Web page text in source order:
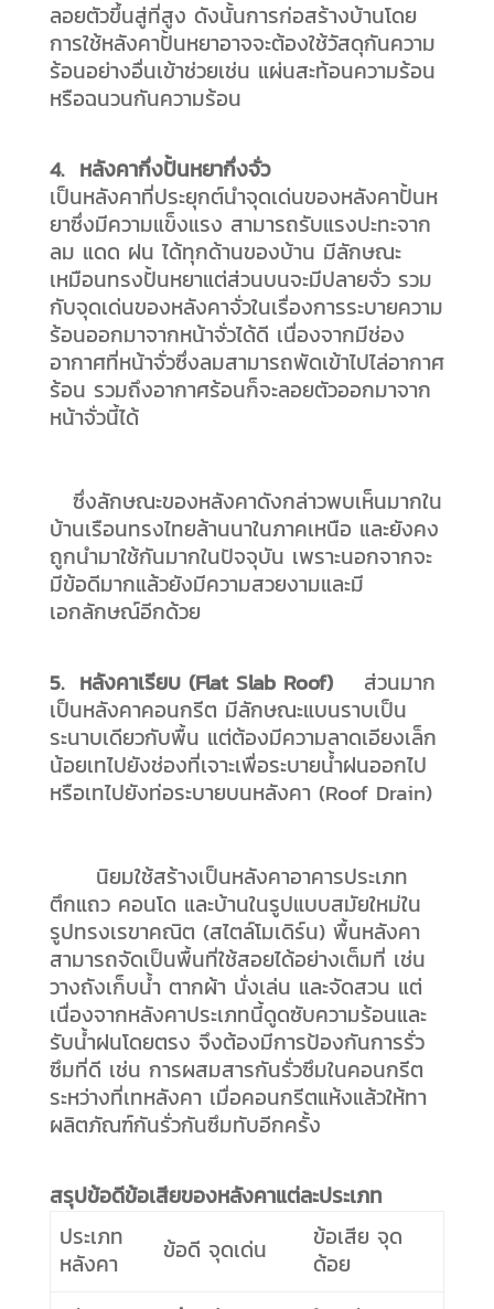
ลอยตัวขึ้นสู่ที่สูง ดังนั้นการก่อสร้างบ้านโดย
การใช้หลังคาปั้นหยาอาจจะต้องใช้วัสดุกันความ
ร้อนอย่างอื่นเข้าช่วยเช่น แผ่นสะท้อนความร้อน
หรือฉนวนกันความร้อน
4. หลังคากึ่งปั้นหยากึ่งจั่ว
เป็นหลังคาที่ประยุกต์นำจุดเด่นของหลังคาปั้นห
ยาซึ่งมีความแข็งแรง สามารถรับแรงปะทะจาก
ลม แดด ฝน ได้ทุกด้านของบ้าน มีลักษณะ
เหมือนทรงปั้นหยาแต่ส่วนบนจะมีปลายจั่ว รวม
กับจุดเด่นของหลังคาจั่วในเรื่องการระบายความ
ร้อนออกมาจากหน้าจั่วได้ดี เนื่องจากมีช่อง
อากาศที่หน้าจั่วซึ่งลมสามารถพัดเข้าไปไล่อากาศ
ร้อน รวมถึงอากาศร้อนก็จะลอยตัวออกมาจาก
หน้าจั่วนี้ได้
ซึ่งลักษณะของหลังคาดังกล่าวพบเห็นมากใน
บ้านเรือนทรงไทยล้านนาในภาคเหนือ และยังคง
ถูกนำมาใช้กันมากในปัจจุบัน เพราะนอกจากจะ
มีข้อดีมากแล้วยังมีความสวยงามและมี
เอกลักษณ์อีกด้วย
5. หลังคาเรียบ (Flat Slab Roof) ส่วนมาก
เป็นหลังคาคอนกรีต มีลักษณะแบนราบเป็น
ระนาบเดียวกับพื้น แต่ต้องมีความลาดเอียงเล็ก
น้อยเทไปยังช่องที่เจาะเพื่อระบายน้ำฝนออกไป
หรือเทไปยังท่อระบายบนหลังคา (Roof Drain)
นิยมใช้สร้างเป็นหลังคาอาคารประเภท
ตึกแถว คอนโด และบ้านในรูปแบบสมัยใหม่ใน
รูปทรงเรขาคณิต (สไตล์โมเดิร์น) พื้นหลังคา
สามารถจัดเป็นพื้นที่ใช้สอยได้อย่างเต็มที่ เช่น
วางถังเก็บน้ำ ตากผ้า นั่งเล่น และจัดสวน แต่
เนื่องจากหลังคาประเภทนี้ดูดซับความร้อนและ
รับน้ำฝนโดยตรง จึงต้องมีการป้องกันการรั่ว
ซึมที่ดี เช่น การผสมสารกันรั่วซึมในคอนกรีต
ระหว่างที่เทหลังคา เมื่อคอนกรีตแห้งแล้วให้ทา
ผลิตภัณฑ์กันรั่วกันซึมทับอีกครั้ง
สรุปข้อดีข้อเสียของหลังคาแต่ละประเภท
ประเภท
หลังคา
ข้อดี จุดเด่น
ข้อเสีย จุด
ด้อย